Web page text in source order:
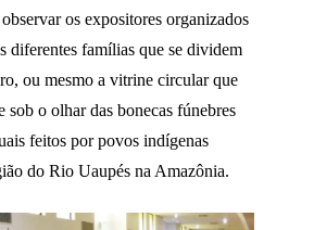
os expositores organizados
diferentes famílias que se dividem
ou mesmo a vitrine circular que
sob o olhar das bonecas fúnebres
feitos por povos indígenas
do Rio Uaupés na Amazônia.